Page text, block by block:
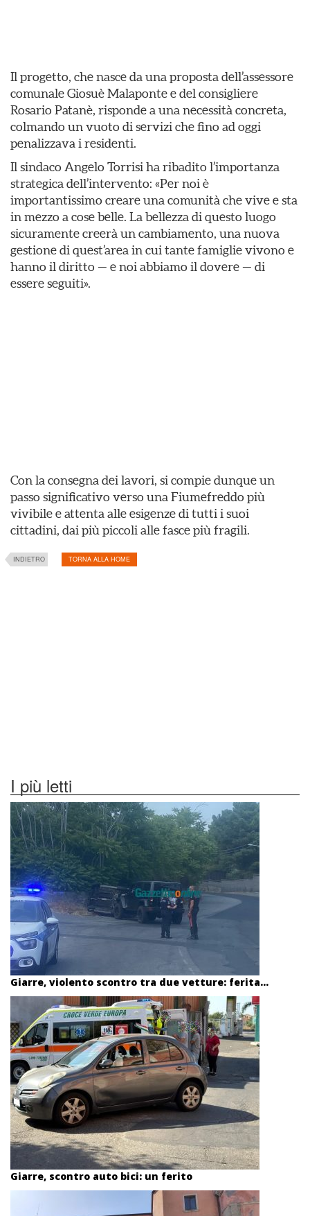
Il progetto, che nasce da una proposta dell’assessore
comunale Giosuè Malaponte e del consigliere
Rosario Patanè, risponde a una necessità concreta,
colmando un vuoto di servizi che fino ad oggi
penalizzava i residenti.
Il sindaco Angelo Torrisi ha ribadito l’importanza
strategica dell’intervento: «Per noi è
importantissimo creare una comunità che vive e sta
in mezzo a cose belle. La bellezza di questo luogo
sicuramente creerà un cambiamento, una nuova
gestione di quest’area in cui tante famiglie vivono e
hanno il diritto — e noi abbiamo il dovere — di
essere seguiti».
Con la consegna dei lavori, si compie dunque un
passo significativo verso una Fiumefreddo più
vivibile e attenta alle esigenze di tutti i suoi
cittadini, dai più piccoli alle fasce più fragili.
INDIETRO TORNA ALLA HOME
I più letti
Giarre, violento scontro tra due vetture: ferita...
Giarre, scontro auto bici: un ferito